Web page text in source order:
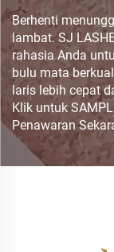
Berhenti
lambat. SJ
rahasia Anda
bulu mata
laris lebih cepat
Klik untuk
Penawaran